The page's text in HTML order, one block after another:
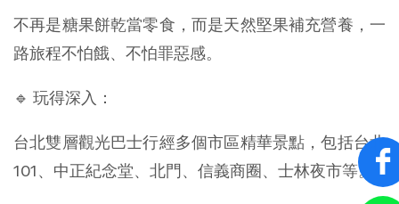
不再是糖果餅乾當零食，而是天然堅果補充營養，一
路旅程不怕餓、不怕罪惡感。
🔹 玩得深入：
台北雙層觀光巴士行經多個市區精華景點，包括台北
101、中正紀念堂、北門、信義商圈、士林夜市等。